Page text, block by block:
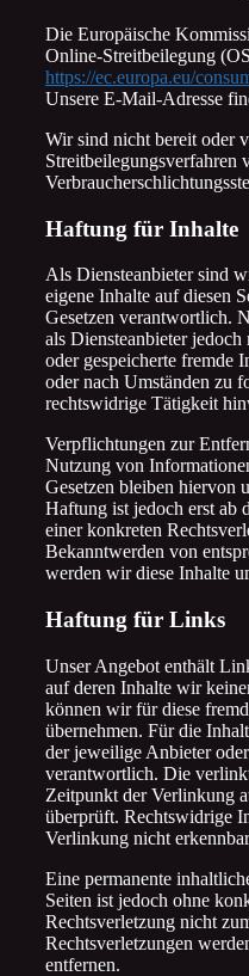
Die Europäische
Online-Streitbeilegung
https://ec.europa.eu/
Unsere E-Mail-Adresse
Wir sind nicht bereit oder
Streitbeilegungsverfahren
Haftung für Inhalte
Als Diensteanbieter sind
eigene Inhalte auf diesen
Gesetzen verantwortlich.
als Diensteanbieter
oder gespeicherte fremde
oder nach Umständen zu
rechtswidrige Tätigkeit
Verpflichtungen zur
Nutzung von
Gesetzen bleiben hiervon
Haftung ist jedoch erst ab
einer konkreten
Bekanntwerden von
werden wir diese Inhalte
Haftung für Links
Unser Angebot enthält
auf deren Inhalte wir
können wir für diese
übernehmen. Für die
der jeweilige Anbieter
verantwortlich. Die
Zeitpunkt der Verlinkung
überprüft. Rechtswidrige
Verlinkung nicht
Eine permanente
Seiten ist jedoch ohne
Rechtsverletzung nicht
Rechtsverletzungen
entfernen.